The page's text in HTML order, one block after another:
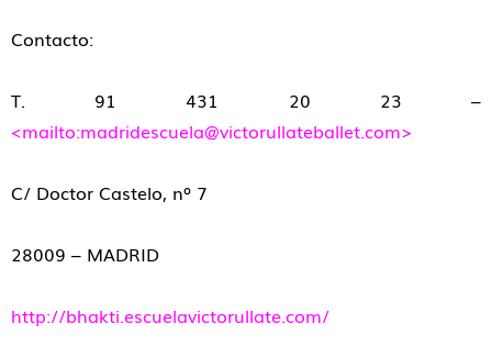
Contacto:
T. 91 431 20 23 –
<mailto:madridescuela@victorullateballet.com>
C/ Doctor Castelo, nº 7
28009 – MADRID
http://bhakti.escuelavictorullate.com/